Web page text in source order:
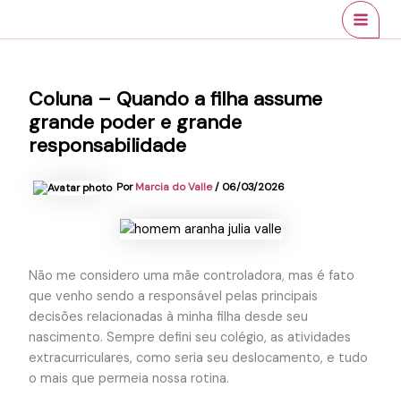
Coluna – Quando a filha assume
grande poder e grande
responsabilidade
PorMarcia do Valle/ 06/03/2026
Não me considero uma mãe controladora, mas é fato
que venho sendo a responsável pelas principais
decisões relacionadas à minha filha desde seu
nascimento. Sempre defini seu colégio, as atividades
extracurriculares, como seria seu deslocamento, e tudo
o mais que permeia nossa rotina.